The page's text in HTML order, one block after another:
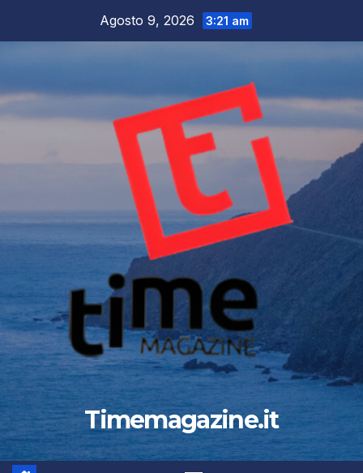
Agosto 9, 2026 3:21 am
Timemagazine.it